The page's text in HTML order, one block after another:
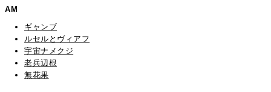
AM
ギャンブ
ルセルとヴィアフ
宇宙ナメクジ
老兵辺根
無花果